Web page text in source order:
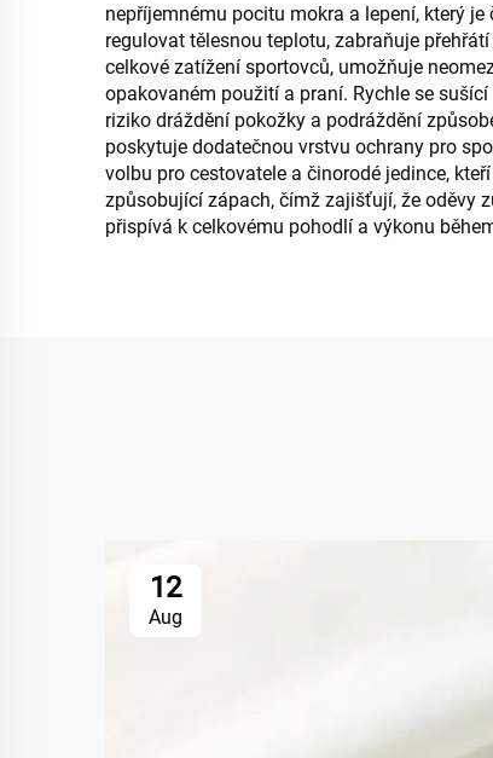
nepříjemnému pocitu mokra a lepení, který
regulovat tělesnou teplotu, zabraňuje
celkové zatížení sportovců, umožňuje
opakovaném použití a praní. Rychle se
riziko dráždění pokožky a podráždění
poskytuje dodatečnou vrstvu ochrany pro
volbu pro cestovatele a činorodé jedince,
způsobující zápach, čímž zajišťují, že oděvy
přispívá k celkovému pohodlí a výkonu
12
Aug